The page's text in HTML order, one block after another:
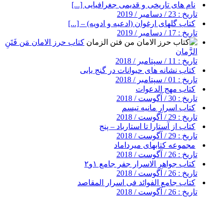
نام های تاریخی و قدیمی جغرافیایی [...]
تاریخ : 23 / دسامبر / 2019
کتاب گلهای ارغوان (ادعیه و ادویه) – [...]
تاریخ : 17 / دسامبر / 2019
کتاب حرز الامان مَن فَتَنِ
الزَّمان
تاریخ : 11 / سپتامبر / 2018
کتاب نشانه های حیوانات در گنج یابی
تاریخ : 01 / سپتامبر / 2018
کتاب مهج الدعوات
تاریخ : 30 / آگوست / 2018
کتاب اسرار مانیه تیسم
تاریخ : 29 / آگوست / 2018
کتاب از آستارا تا استارباد – پنج
تاریخ : 29 / آگوست / 2018
مجموعه کتابهای میرداماد
تاریخ : 26 / آگوست / 2018
کتاب جواهر الاسرار جفر جامع ۱و۲
تاریخ : 26 / آگوست / 2018
کتاب جامع الفوائد فی اسرار المقاصد
تاریخ : 26 / آگوست / 2018